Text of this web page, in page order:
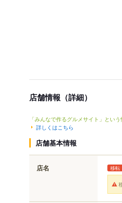
店舗情報（詳細）
「みんなで作るグルメサイト」とい
詳しくはこちら
店舗基本情報
店名 移転